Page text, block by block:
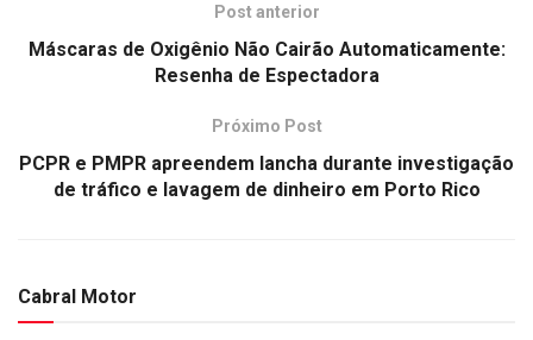
Post anterior
Máscaras de Oxigênio Não Cairão Automaticamente:
Resenha de Espectadora
Próximo Post
PCPR e PMPR apreendem lancha durante investigação
de tráfico e lavagem de dinheiro em Porto Rico
Cabral Motor